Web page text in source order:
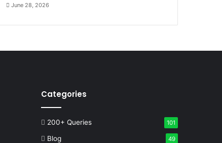
June 28, 2026
Categories
200+ Queries 101
Blog 49